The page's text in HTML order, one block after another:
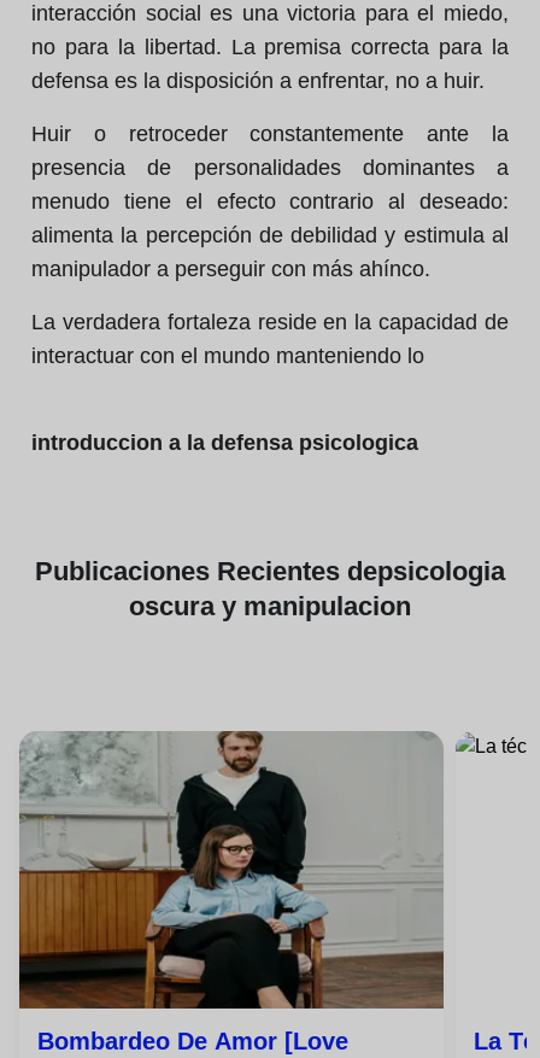
interacción social es una victoria para el miedo,
no para la libertad. La premisa correcta para la
defensa es la disposición a enfrentar, no a huir.
Huir o retroceder constantemente ante la
presencia de personalidades dominantes a
menudo tiene el efecto contrario al deseado:
alimenta la percepción de debilidad y estimula al
manipulador a perseguir con más ahínco.
La verdadera fortaleza reside en la capacidad de
interactuar con el mundo manteniendo lo
introduccion a la defensa psicologica
Publicaciones Recientes depsicologia
oscura y manipulacion
Bombardeo De Amor [love
La